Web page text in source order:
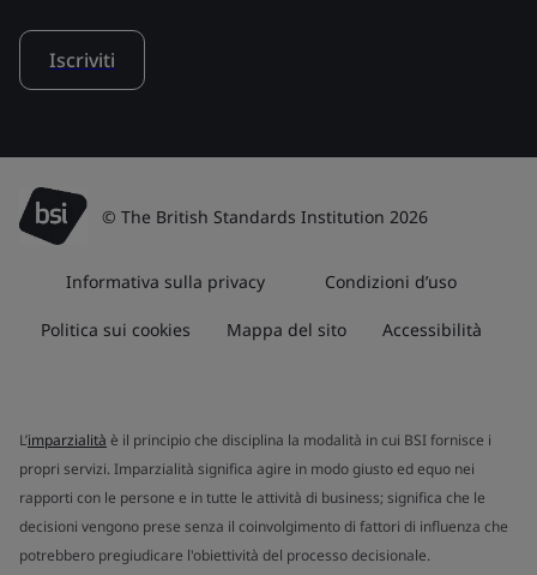
Iscriviti
© The British Standards Institution 2026
Informativa sulla privacy Condizioni d’uso
Politica sui cookies Mappa del sito Accessibilità
L’imparzialità è il principio che disciplina la modalità in cui BSI fornisce i
propri servizi. Imparzialità significa agire in modo giusto ed equo nei
rapporti con le persone e in tutte le attività di business; significa che le
decisioni vengono prese senza il coinvolgimento di fattori di influenza che
potrebbero pregiudicare l'obiettività del processo decisionale.